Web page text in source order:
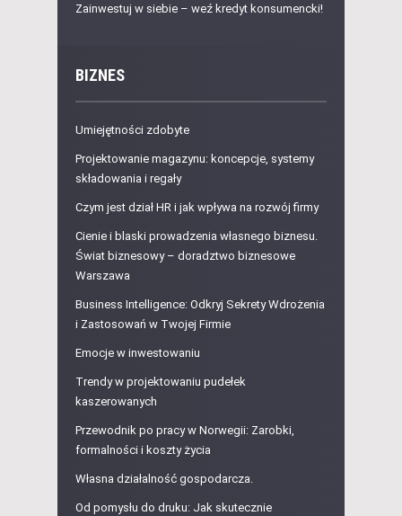
Zainwestuj w siebie – weź kredyt konsumencki!
BIZNES
Umiejętności zdobyte
Projektowanie magazynu: koncepcje, systemy
składowania i regały
Czym jest dział HR i jak wpływa na rozwój firmy
Cienie i blaski prowadzenia własnego biznesu.
Świat biznesowy – doradztwo biznesowe
Warszawa
Business Intelligence: Odkryj Sekrety Wdrożenia
i Zastosowań w Twojej Firmie
Emocje w inwestowaniu
Trendy w projektowaniu pudełek
kaszerowanych
Przewodnik po pracy w Norwegii: Zarobki,
formalności i koszty życia
Własna działalność gospodarcza.
Od pomysłu do druku: Jak skutecznie